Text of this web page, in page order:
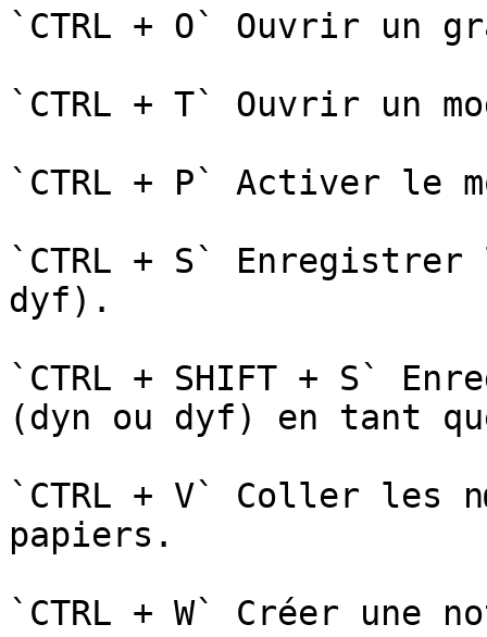
`CTRL + O` Ouvrir un
`CTRL + T` Ouvrir un
`CTRL + P` Activer le
`CTRL + S`
dyf).
`CTRL + SHIFT + S`
(dyn ou dyf) en tant
`CTRL + V` Coller les
papiers.
`CTRL + W` Créer une